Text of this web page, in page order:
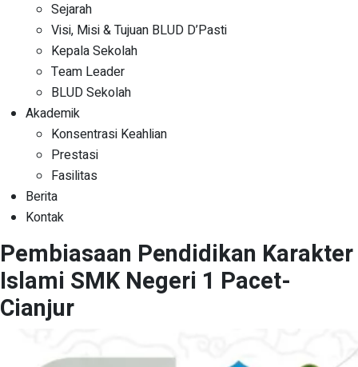
Sejarah
Visi, Misi & Tujuan BLUD D’Pasti
Kepala Sekolah
Team Leader
BLUD Sekolah
Akademik
Konsentrasi Keahlian
Prestasi
Fasilitas
Berita
Kontak
Pembiasaan Pendidikan Karakter
Islami SMK Negeri 1 Pacet-
Cianjur